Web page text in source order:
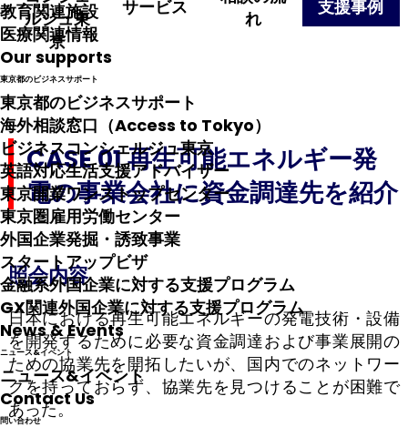
教育関連施設
医療関連情報
Our supports
東京都のビジネスサポート
東京都のビジネスサポート
海外相談窓口（Access to Tokyo）
ビジネスコンシェルジュ東京
英語対応生活支援アドバイザー
東京開業ワンストップセンター
東京圏雇用労働センター
外国企業発掘・誘致事業
スタートアップビザ
金融系外国企業に対する支援プログラム
GX関連外国企業に対する支援プログラム
News & Events
ニュース&イベント
ニュース&イベント
Contact Us
問い合わせ
ルジュ東
京
サービス
れ
支援事例
CASE 01 再生可能エネルギー発
電の事業会社に資金調達先を紹介
照会内容
日本における再生可能エネルギーの発電技術・設備
を開発するために必要な資金調達および事業展開の
ための協業先を開拓したいが、国内でのネットワー
クを持っておらず、協業先を見つけることが困難で
あった。